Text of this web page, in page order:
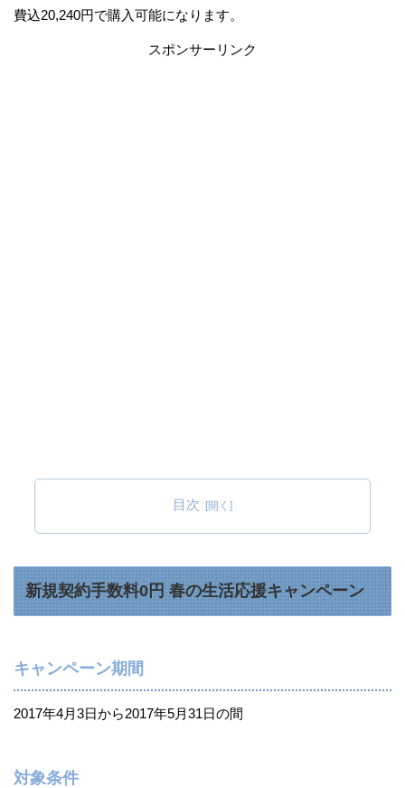
費込20,240円で購入可能になります。
スポンサーリンク
目次
新規契約手数料0円 春の生活応援キャンペーン
キャンペーン期間
2017年4月3日から2017年5月31日の間
対象条件